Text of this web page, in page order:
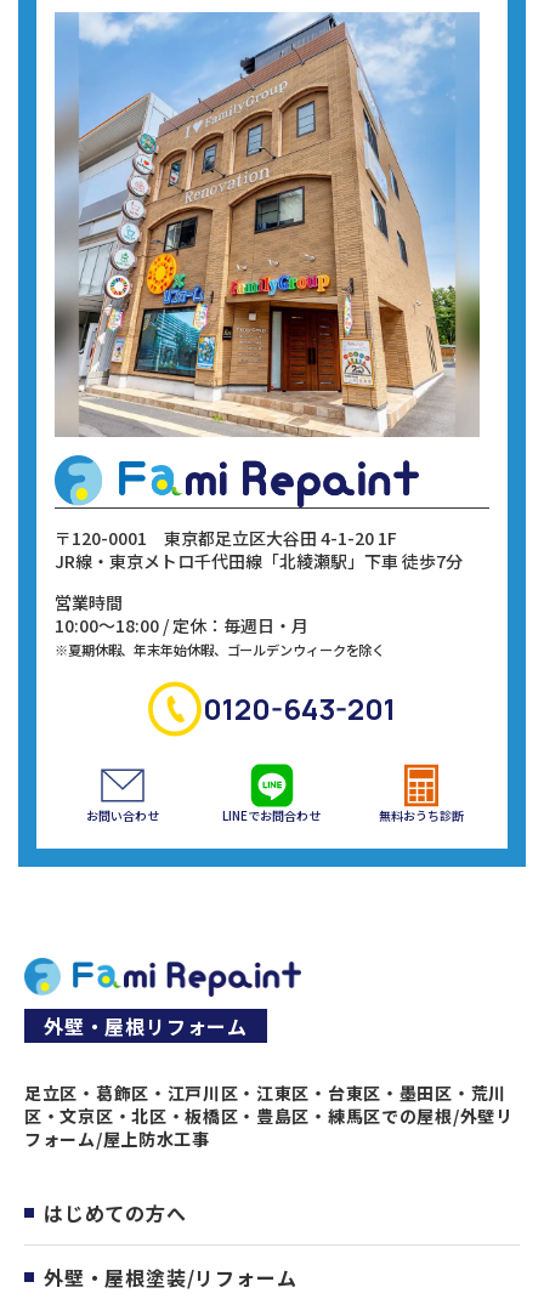
〒120-0001 東京都足立区大谷田 4-1-20 1F
JR線・東京メトロ千代田線 「北綾瀬駅」下車 徒歩7分
営業時間
10:00～18:00 / 定休：毎週日・月
※夏期休暇、年末年始休暇、ゴールデンウィークを除く
0120-643-201
お問い合わせ LINEでお問合わせ 無料おうち診断
外壁・屋根リフォーム
足立区・葛飾区・江戸川区・江東区・台東区・墨田区・荒川
区・文京区・北区・板橋区・豊島区・練馬区での屋根/外壁リ
フォーム/屋上防水工事
はじめての方へ
外壁・屋根塗装/リフォーム